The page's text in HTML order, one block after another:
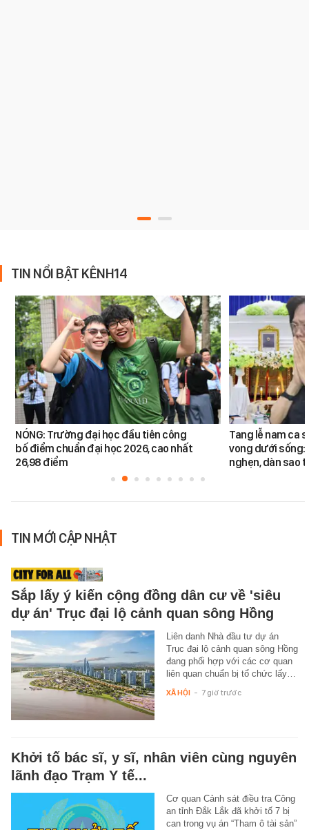
TIN NỔI BẬT KÊNH14
NÓNG: Trường đại học đầu tiên công
bố điểm chuẩn đại học 2026, cao nhất
26,98 điểm
Tang lễ nam ca
vong dưới sống:
nghẹn, dàn sao
TIN MỚI CẬP NHẬT
Sắp lấy ý kiến cộng đồng dân cư về 'siêu
dự án' Trục đại lộ cảnh quan sông Hồng
Liên danh Nhà đầu tư dự án
Trục đại lộ cảnh quan sông Hồng
đang phối hợp với các cơ quan
liên quan chuẩn bị tổ chức lấy…
XÃ HỘI - 7 giờ trước
Khởi tố bác sĩ, y sĩ, nhân viên cùng nguyên
lãnh đạo Trạm Y tế...
Cơ quan Cảnh sát điều tra Công
an tỉnh Đắk Lắk đã khởi tố 7 bị
can trong vụ án “Tham ô tài sản”